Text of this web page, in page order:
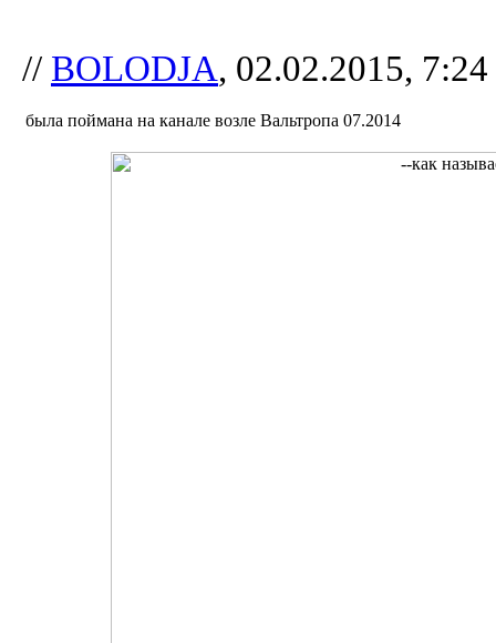
// BOLODJA, 02.02.2015, 7:24
была поймана на канале возле Вальтропа 07.2014